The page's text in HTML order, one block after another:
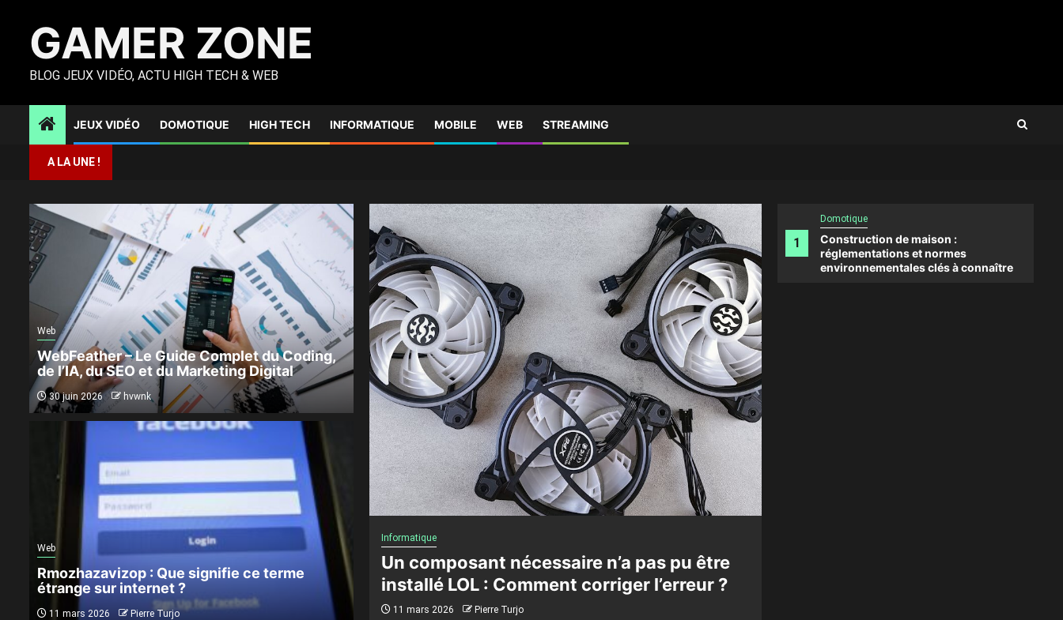
contentGAMER ZONE
BLOG JEUX VIDÉO, ACTU HIGH TECH & WEB
JEUX VIDÉO DOMOTIQUE HIGH TECH INFORMATIQUE MOBILE WEB STREAMING
A LA UNE !
1
Domotique
Construction de maison :
réglementations et normes
environnementales clés à connaître
Informatique
Un composant nécessaire n’a pas pu être
installé LOL : Comment corriger l’erreur ?
11 mars 2026 Pierre Turjo
Web
WebFeather – Le Guide Complet du Coding,
de l’IA, du SEO et du Marketing Digital
30 juin 2026 hvwnk
Web
Rmozhazavizop : Que signifie ce terme
étrange sur internet ?
11 mars 2026 Pierre Turjo